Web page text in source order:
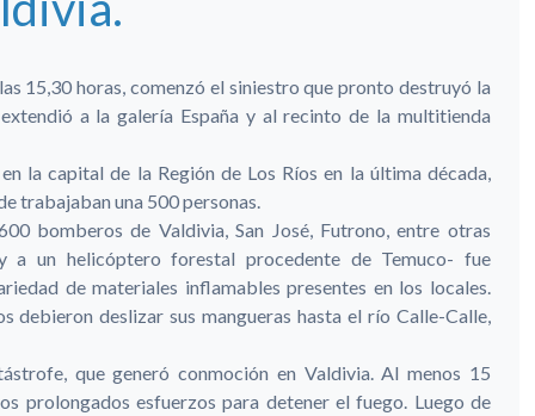
15,30 horas, comenzó el siniestro que pronto destruyó la
a la galería España y al recinto de la multitienda
la capital de la Región de Los Ríos en la última década,
trabajaban una 500 personas.
bomberos de Valdivia, San José, Futrono, entre otras
a un helicóptero forestal procedente de Temuco- fue
de materiales inflamables presentes en los locales.
debieron deslizar sus mangueras hasta el río Calle-Calle,
que generó conmoción en Valdivia. Al menos 15
prolongados esfuerzos para detener el fuego. Luego de